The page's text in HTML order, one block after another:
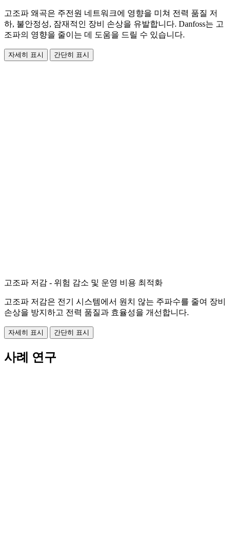
고조파 왜곡은 주전원 네트워크에 영향을 미쳐 전력 품질 저
하, 불안정성, 잠재적인 장비 손상을 유발합니다. Danfoss는 고
조파의 영향을 줄이는 데 도움을 드릴 수 있습니다.
자세히 표시 간단히 표시
고조파 저감 - 위험 감소 및 운영 비용 최적화
고조파 저감은 전기 시스템에서 원치 않는 주파수를 줄여 장비
손상을 방지하고 전력 품질과 효율성을 개선합니다.
자세히 표시 간단히 표시
사례 연구